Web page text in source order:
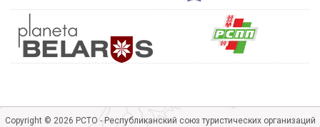
Copyright © 2026 РСТО - Республиканский союз туристических организаций